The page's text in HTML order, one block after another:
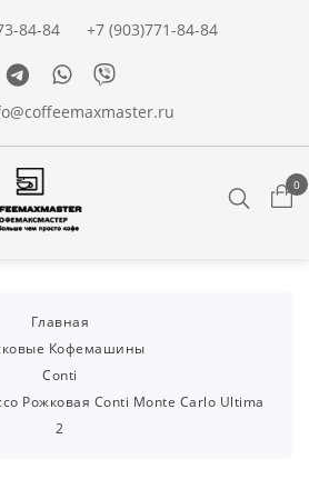
84-84
+7 (903)771-84-84
TelegramWhatsapp
Viber
0
Главная
Кофемашины
Conti
Рожковая Conti Monte Carlo Ultima
2